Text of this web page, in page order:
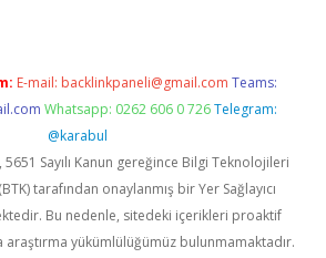
E-mail: backlinkpaneli@gmail.com Teams:
Whatsapp: 0262 606 0 726 Telegram:
@karabul
5651 Sayılı Kanun gereğince Bilgi Teknolojileri
tarafından onaylanmış bir Yer Sağlayıcı
Bu nedenle, sitedeki içerikleri proaktif
yükümlülüğümüz bulunmamaktadır.